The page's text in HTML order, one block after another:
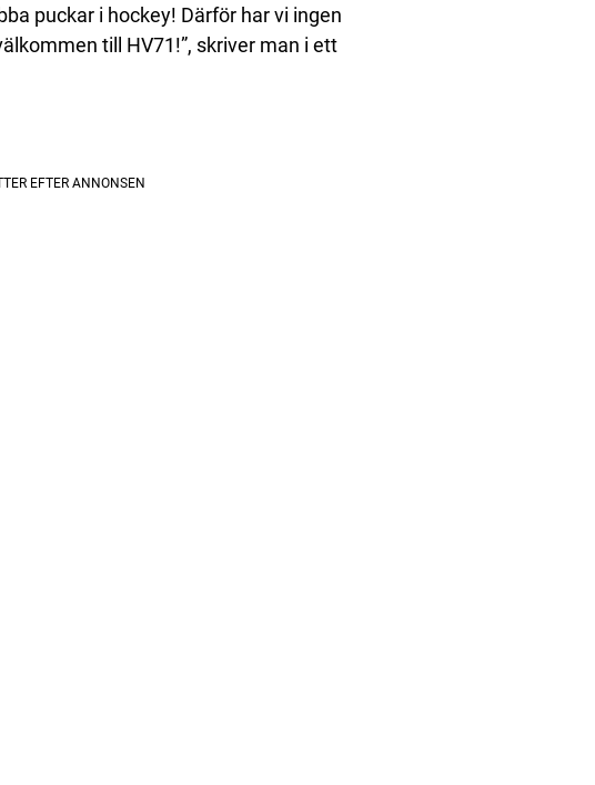
puckar i hockey! Därför har vi ingen
till HV71!”, skriver man i ett